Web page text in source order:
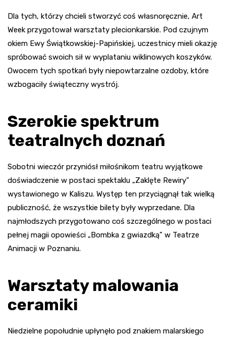
Dla tych, którzy chcieli stworzyć coś własnoręcznie, Art
Week przygotował warsztaty plecionkarskie. Pod czujnym
okiem Ewy Świątkowskiej-Papińskiej, uczestnicy mieli okazję
spróbować swoich sił w wyplataniu wiklinowych koszyków.
Owocem tych spotkań były niepowtarzalne ozdoby, które
wzbogaciły świąteczny wystrój.
Szerokie spektrum
teatralnych doznań
Sobotni wieczór przyniósł miłośnikom teatru wyjątkowe
doświadczenie w postaci spektaklu „Zaklęte Rewiry”
wystawionego w Kaliszu. Występ ten przyciągnął tak wielką
publiczność, że wszystkie bilety były wyprzedane. Dla
najmłodszych przygotowano coś szczególnego w postaci
pełnej magii opowieści „Bombka z gwiazdką” w Teatrze
Animacji w Poznaniu.
Warsztaty malowania
ceramiki
Niedzielne popołudnie upłynęło pod znakiem malarskiego